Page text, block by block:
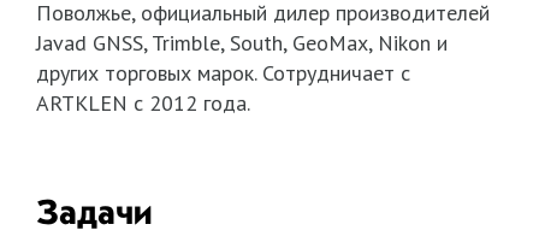
Поволжье, официальный дилер производителей
Javad GNSS, Trimble, South, GeoMax, Nikon и
других торговых марок. Сотрудничает с
ARTKLEN с 2012 года.
Задачи